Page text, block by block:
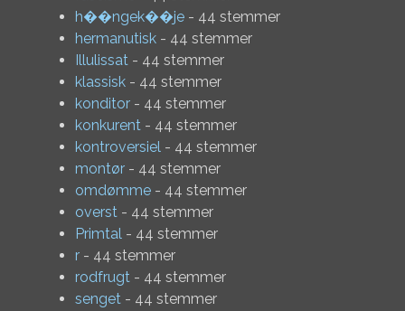
h��ngek��je - 44 stemmer
hermanutisk - 44 stemmer
Illulissat - 44 stemmer
klassisk - 44 stemmer
konditor - 44 stemmer
konkurent - 44 stemmer
kontroversiel - 44 stemmer
montør - 44 stemmer
omdømme - 44 stemmer
overst - 44 stemmer
Primtal - 44 stemmer
r - 44 stemmer
rodfrugt - 44 stemmer
senget - 44 stemmer